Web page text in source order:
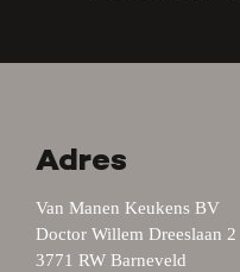
Adres
Van Manen Keukens BV
Doctor Willem Dreeslaan 2
3771 RW Barneveld